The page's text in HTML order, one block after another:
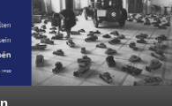
2CV | ECO
mehr in